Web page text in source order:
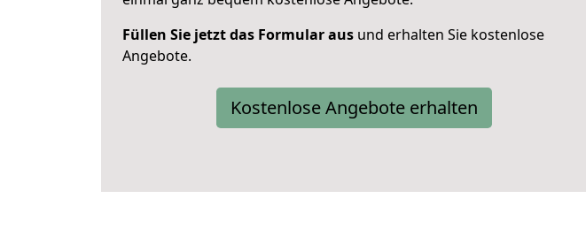
Füllen Sie jetzt das Formular aus und erhalten Sie kostenlose
Angebote.
Kostenlose Angebote erhalten